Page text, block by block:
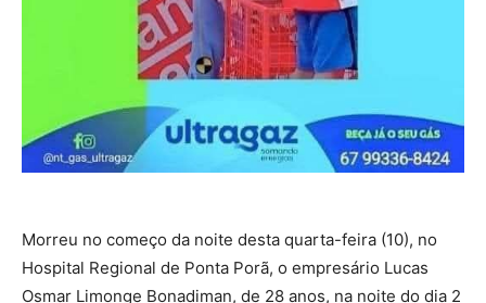
Morreu no começo da noite desta quarta-feira (10), no
Hospital Regional de Ponta Porã, o empresário Lucas
Osmar Limonge Bonadiman, de 28 anos, na noite do dia 2